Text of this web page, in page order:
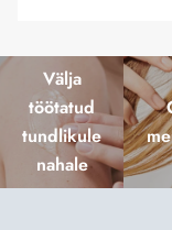
Välja
töötatud
tundlikule
nahale